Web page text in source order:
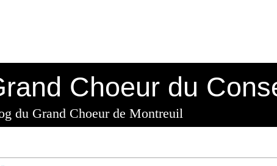
du Grand Choeur de Montreuil